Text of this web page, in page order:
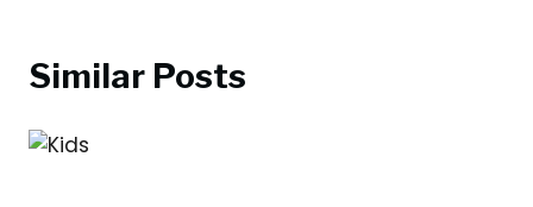
Similar Posts